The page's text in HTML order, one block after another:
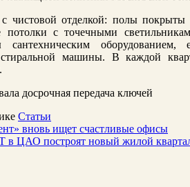
чистовой отделкой: полы
потолки с точечными
оборудованием,
машины. В каждой
досрочная передача ключей
Статьи
вновь ищет счастливые офисы
в ЦАО построят новый жилой